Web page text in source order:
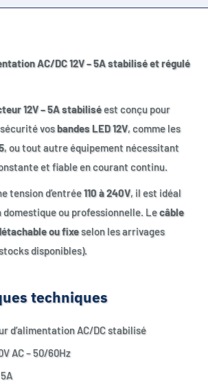
AC/DC 12V – 5A stabilisé et régulé
12V – 5A stabiliséest conçu pour
vosbandes LED 12V, comme les
, ou tout autre équipement nécessitant
et fiable en courant continu.
tension d’entrée110 à 240V, il est idéal
ou professionnelle. Lecâble
ou fixeselon les arrivages
disponibles).
techniques
d’alimentation AC/DC stabilisé
AC – 50/60Hz